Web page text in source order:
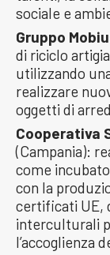
sociale e
Gruppo
di riciclo
utilizzando
realizzare
oggetti di
Cooperativa
(Campania):
come
con la
certificati UE,
interculturali
l’accoglienza